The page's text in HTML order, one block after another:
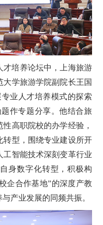
才培养论坛中，上海旅游
学旅游学院副院长王国
业人才培养模式的探索
作专题分享。他结合旅
高职院校的办学经验，
转型，围绕专业建设所开
工智能技术深刻变革行业
身数字化转型，积极构
企合作基地”的深度产教
产业发展的同频共振。